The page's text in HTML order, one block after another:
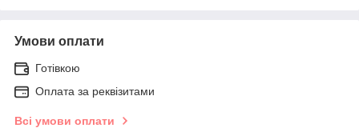
Умови оплати
Готівкою
Оплата за реквізитами
Всі умови оплати